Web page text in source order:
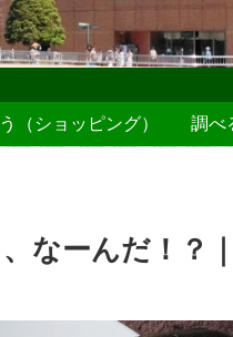
（ショッピング） 調べ
なーんだ！？｜